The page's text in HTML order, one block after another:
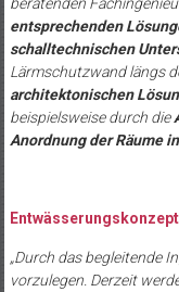
entsprechenden
schalltechnischen
Lärmschutzwand längs
architektonischen
beispielsweise durch die
Anordnung der Räume
„Durch das begleitende
vorzulegen. Derzeit